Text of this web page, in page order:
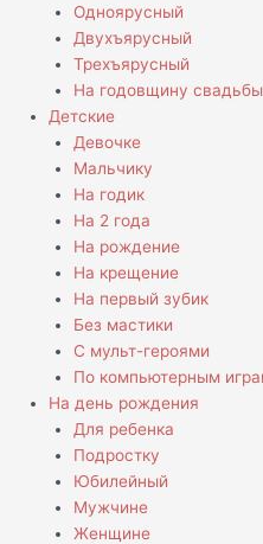
Одноярусный
Двухъярусный
Трехъярусный
На годовщину свадьбы
Детские
Девочке
Мальчику
На годик
На 2 года
На рождение
На крещение
На первый зубик
Без мастики
С мульт-героями
По компьютерным
На день рождения
Для ребенка
Подростку
Юбилейный
Мужчине
Женщине